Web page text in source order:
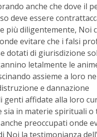
anche che dove il
deve essere
più diligentemente, Noi
evitare che i falsi
dotati di giurisdizione
letalmente le
assieme a loro
e dannazione
genti affidate alla loro
sia in materie spirituali o
preoccupati onde
Noi la testimonianza